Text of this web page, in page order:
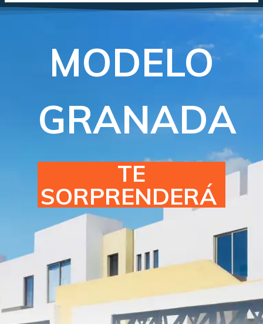
MODELO
GRANADA
TE
SORPRENDERÁ